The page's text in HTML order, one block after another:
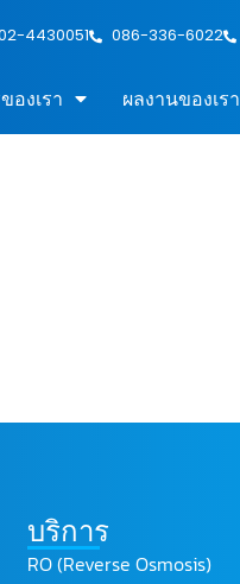
4430051 086-336-6022
องเรา ผลงานของเรา
บริการ
RO (Reverse Osmosis)